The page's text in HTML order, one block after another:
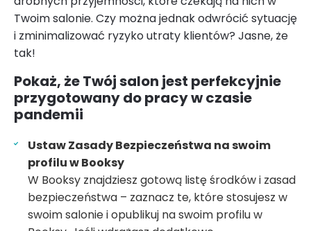
Twoim salonie. Czy można jednak odwrócić sytuację
i zminimalizować ryzyko utraty klientów? Jasne, że
tak!
Pokaż, że Twój salon jest perfekcyjnie
przygotowany do pracy w czasie
pandemii
Ustaw Zasady Bezpieczeństwa na swoim
profilu w Booksy
W Booksy znajdziesz gotową listę środków i zasad
bezpieczeństwa – zaznacz te, które stosujesz w
swoim salonie i opublikuj na swoim profilu w